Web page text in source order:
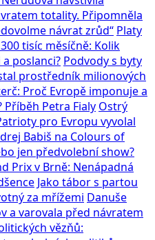
totality. Připomněla
návrat zrůd“ Platy
tisíc měsíčně: Kolik
poslanci? Podvody s byty
prostředník milionových
Proč Evropě imponuje a
Příběh Petra Fialy Ostrý
pro Evropu vyvolal
Babiš na Colours of
jen předvolební show?
Prix v Brně: Nenápadná
Jako tábor s partou
za mřížemi Danuše
a varovala před návratem
vězňů: